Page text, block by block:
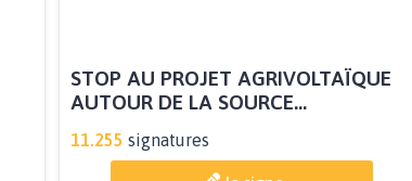
STOP AU PROJET AGRIVOLTAÏQUE
AUTOUR DE LA SOURCE...
11.255 signatures